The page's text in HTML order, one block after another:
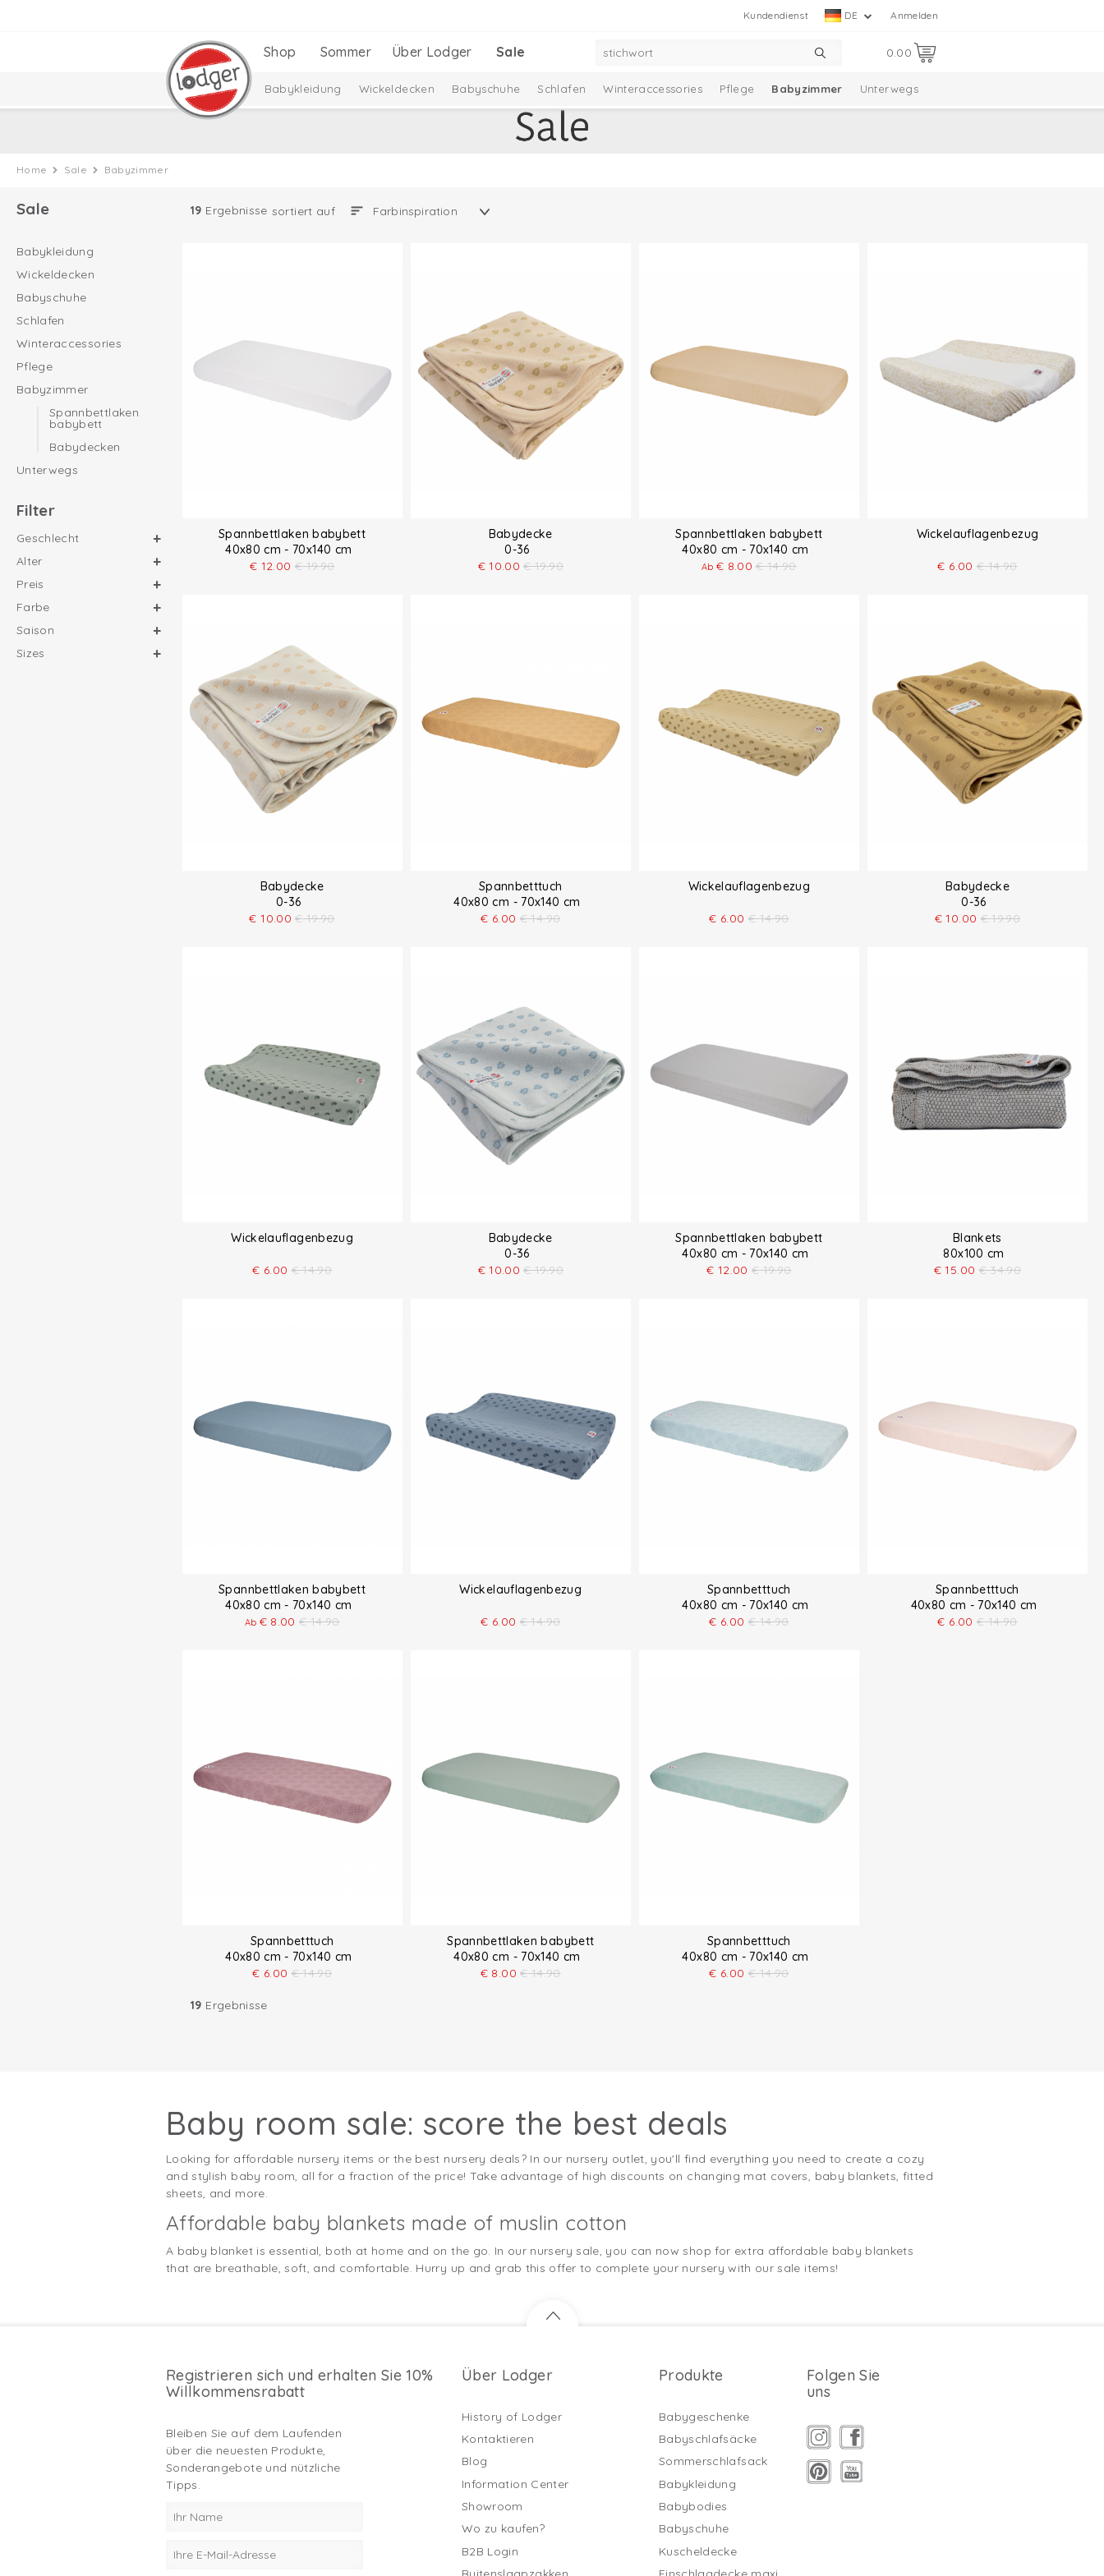
Anmelden
DE
Kundendienst
0.00
Shop Sommer Über Lodger Sale
Babykleidung Wickeldecken Babyschuhe Schlafen Winteraccessories Pflege Babyzimmer Unterwegs
Home Sale Babyzimmer
Sale
Babykleidung
Wickeldecken
Babyschuhe
Schlafen
Winteraccessories
Pflege
Babyzimmer
Spannbettlaken
babybett
Babydecken
Unterwegs
Filter
Geschlecht
Alter
Preis
Farbe
Saison
Sizes
19 Ergebnisse sortiert auf
Spannbettlaken babybett
40x80 cm - 70x140 cm
€ 12.00 € 19.90
Babydecke
0-36
€ 10.00 € 19.90
Spannbettlaken babybett
40x80 cm - 70x140 cm
Ab € 8.00 € 14.90
Wickelauflagenbezug
€ 6.00 € 14.90
Babydecke
0-36
€ 10.00 € 19.90
Spannbetttuch
40x80 cm - 70x140 cm
€ 6.00 € 14.90
Wickelauflagenbezug
€ 6.00 € 14.90
Babydecke
0-36
€ 10.00 € 19.90
Wickelauflagenbezug
€ 6.00 € 14.90
Babydecke
0-36
€ 10.00 € 19.90
Spannbettlaken babybett
40x80 cm - 70x140 cm
€ 12.00 € 19.90
Blankets
80x100 cm
€ 15.00 € 34.90
Spannbettlaken babybett
40x80 cm - 70x140 cm
Ab € 8.00 € 14.90
Wickelauflagenbezug
€ 6.00 € 14.90
Spannbetttuch
40x80 cm - 70x140 cm
€ 6.00 € 14.90
Spannbetttuch
40x80 cm - 70x140 cm
€ 6.00 € 14.90
Spannbetttuch
40x80 cm - 70x140 cm
€ 6.00 € 14.90
Spannbettlaken babybett
40x80 cm - 70x140 cm
€ 8.00 € 14.90
Spannbetttuch
40x80 cm - 70x140 cm
€ 6.00 € 14.90
19 Ergebnisse
Baby room sale: score the best deals
Looking for affordable nursery items or the best nursery deals? In our nursery outlet, you'll find everything you need to create a cozy
and stylish baby room, all for a fraction of the price! Take advantage of high discounts on changing mat covers, baby blankets, fitted
sheets, and more.
Affordable baby blankets made of muslin cotton
A baby blanket is essential, both at home and on the go. In our nursery sale, you can now shop for extra affordable baby blankets
that are breathable, soft, and comfortable. Hurry up and grab this offer to complete your nursery with our sale items!
Registrieren sich und erhalten Sie 10%
Willkommensrabatt
Bleiben Sie auf dem Laufenden
über die neuesten Produkte,
Sonderangebote und nützliche
Tipps.
Über Lodger
History of Lodger
Kontaktieren
Blog
Information Center
Showroom
Wo zu kaufen?
B2B Login
Produkte
Babygeschenke
Babyschlafsäcke
Sommerschlafsack
Babykleidung
Babybodies
Babyschuhe
Kuscheldecke
Folgen Sie
uns